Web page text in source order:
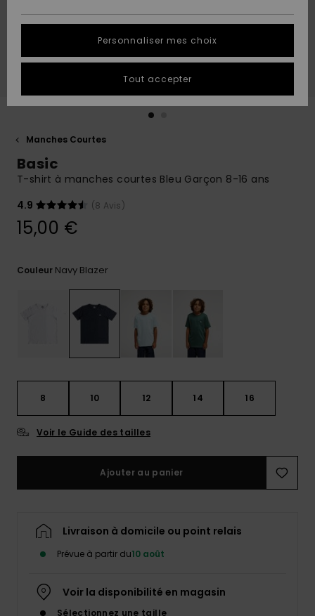
A
Découvrir
A
Découvrir
tailles
conversation
obtenir la
à votre
Démarrer
réponses
aux
questions
les plus
fréquentes
formulaire
contact.
Consulter
la FAQ
QUIKSILVER
Manches Courtes
Basic
T-shirt à manches courtes Bleu Garçon 8-16 ans
4.9
(8 Avis)
15,00 €
Couleur Navy Blazer
8 10 12 14 16
Voir le Guide des tailles
Ajouter au panier
Livraison à domicile ou point relais
Prévue à partir du10 août
Voir la disponibilité en magasin
Sélectionnez une taille
Personnaliser mes choix
Tout accepter